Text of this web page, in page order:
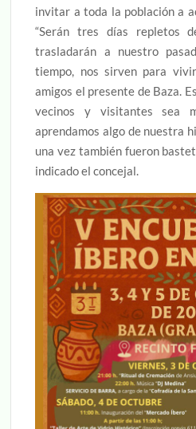
invitar a toda la población a
“Serán tres días repletos
trasladarán a nuestro
tiempo, nos sirven para
amigos el presente de Baza.
vecinos y visitantes sea
aprendamos algo de nuestra
una vez también fueron
indicado el concejal.